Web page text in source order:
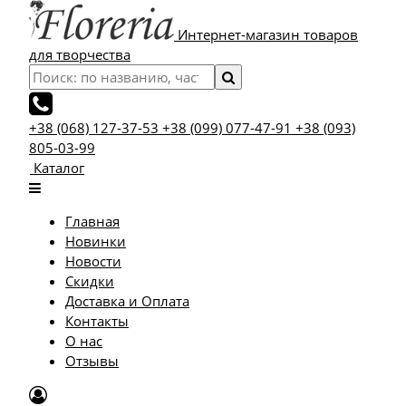
Интернет-магазин товаров
для творчества
+38 (068) 127-37-53 +38 (099) 077-47-91 +38 (093)
805-03-99
Каталог
Главная
Новинки
Новости
Скидки
Доставка и Оплата
Контакты
О нас
Отзывы